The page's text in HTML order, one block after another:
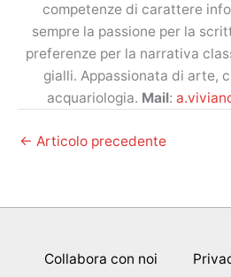
competenze di carattere
sempre la passione per la
preferenze per la narrativa
gialli. Appassionata di arte,
acquariologia. Mail:
← Articolo precedente
Collabora con noi